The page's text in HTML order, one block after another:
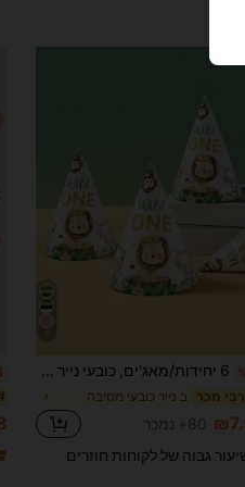
6 יחידות/מאג'ים, כובעי נייר למסיבת יום הולדת ראשון, כובעי קישוט למסיבת יום הולדת בנושא חיות ג'ונגל, אביזרי צילום ליום הולדת ראשון, ציוד קישוט למסיבה, אביזרי קישוט למסיבת יום הולדת ראשון, מתנות למסיבה, מתנות יום הולדת, עבודות יד DIY יומיומיות
ב נייר כובעי מסיבה
80+ נמכר
גבוה של לקוחות חוזרים